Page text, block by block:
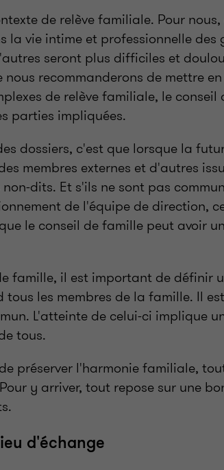
de relève familiale. Pour
la vie intime et professionnelle des
seront plus difficiles et
recommanderons de mettre
de relève familiale, le conseil
parties impliquées.
dossiers, c'est que lorsque la
membres externes et d'autres
dits. Et s'ils ne sont pas
de l'équipe de direction,
le conseil de famille peut avoir
famille, il est important de définir
les membres de la famille. Il
L'atteinte de celui-ci implique
tous.
préserver l'harmonie familiale,
y arriver, tout repose sur une
d'échange